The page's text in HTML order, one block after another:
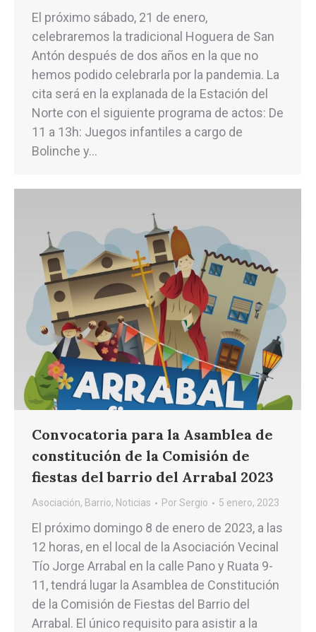
El próximo sábado, 21 de enero,
celebraremos la tradicional Hoguera de San
Antón después de dos años en la que no
hemos podido celebrarla por la pandemia. La
cita será en la explanada de la Estación del
Norte con el siguiente programa de actos: De
11 a 13h: Juegos infantiles a cargo de
Bolinche y…
Convocatoria para la Asamblea de
constitución de la Comisión de
fiestas del barrio del Arrabal 2023
Asociación, Barrio, Noticias PorSergio 5 enero, 2023
El próximo domingo 8 de enero de 2023, a las
12 horas, en el local de la Asociación Vecinal
Tío Jorge Arrabal en la calle Pano y Ruata 9-
11, tendrá lugar la Asamblea de Constitución
de la Comisión de Fiestas del Barrio del
Arrabal. El único requisito para asistir a la